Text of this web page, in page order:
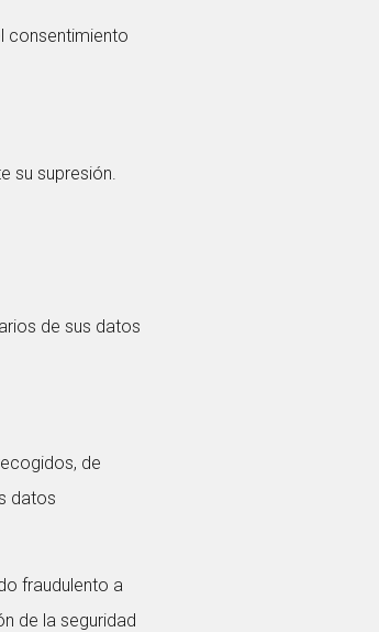
consentimiento
su supresión.
de sus datos
de
datos
fraudulento a
de la seguridad